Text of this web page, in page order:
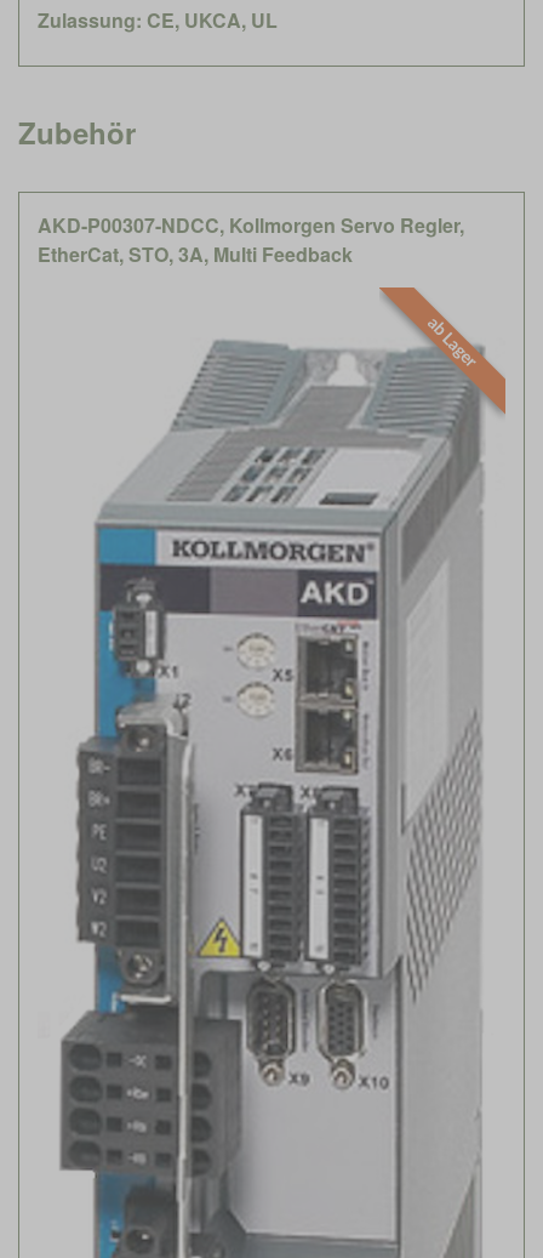
Zulassung: CE, UKCA, UL
Zubehör
AKD-P00307-NDCC, Kollmorgen Servo Regler,
EtherCat, STO, 3A, Multi Feedback
ab Lager